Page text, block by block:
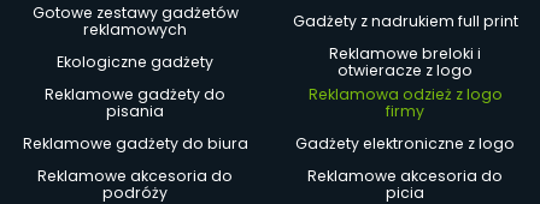
Gotowe zestawy gadżetów
reklamowych
Gadżety z nadrukiem full print
Ekologiczne gadżety
Reklamowe breloki i
otwieracze z logo
Reklamowe gadżety do
pisania
Reklamowa odzież z logo
firmy
Reklamowe gadżety do biura
Gadżety elektroniczne z logo
Reklamowe akcesoria do
podróży
Reklamowe akcesoria do
picia